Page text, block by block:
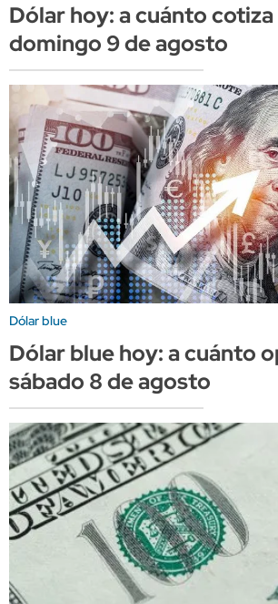
Dólar hoy: a cuánto
domingo 9 de agosto
Dólar blue
Dólar blue hoy: a cuánto
sábado 8 de agosto